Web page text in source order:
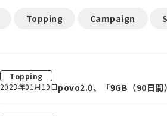
Topping Campaign
Topping
2023年01月19日povo2.0、「9GB（90日間